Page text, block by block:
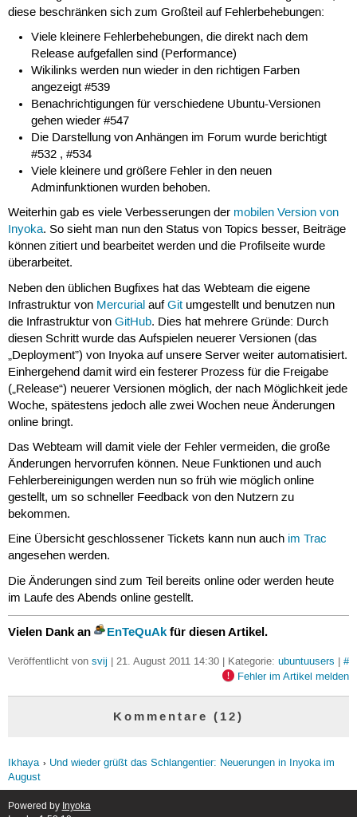
diese beschränken sich zum Großteil auf Fehlerbehebungen:
Viele kleinere Fehlerbehebungen, die direkt nach dem
Release aufgefallen sind (Performance)
Wikilinks werden nun wieder in den richtigen Farben
angezeigt #539
Benachrichtigungen für verschiedene Ubuntu-Versionen
gehen wieder #547
Die Darstellung von Anhängen im Forum wurde berichtigt
#532 , #534
Viele kleinere und größere Fehler in den neuen
Adminfunktionen wurden behoben.
Weiterhin gab es viele Verbesserungen der mobilen Version von
Inyoka. So sieht man nun den Status von Topics besser, Beiträge
können zitiert und bearbeitet werden und die Profilseite wurde
überarbeitet.
Neben den üblichen Bugfixes hat das Webteam die eigene
Infrastruktur von MercurialaufGitumgestellt und benutzen nun
die Infrastruktur von GitHub. Dies hat mehrere Gründe: Durch
diesen Schritt wurde das Aufspielen neuerer Versionen (das
„Deployment”) von Inyoka auf unsere Server weiter automatisiert.
Einhergehend damit wird ein festerer Prozess für die Freigabe
(„Release“) neuerer Versionen möglich, der nach Möglichkeit jede
Woche, spätestens jedoch alle zwei Wochen neue Änderungen
online bringt.
Das Webteam will damit viele der Fehler vermeiden, die große
Änderungen hervorrufen können. Neue Funktionen und auch
Fehlerbereinigungen werden nun so früh wie möglich online
gestellt, um so schneller Feedback von den Nutzern zu
bekommen.
Eine Übersicht geschlossener Tickets kann nun auch im Trac
angesehen werden.
Die Änderungen sind zum Teil bereits online oder werden heute
im Laufe des Abends online gestellt.
Vielen Dank an EnTeQuAkfür diesen Artikel.
Veröffentlicht von svij | 21. August 2011 14:30 | Kategorie: ubuntuusers | #
Fehler im Artikel melden
Kommentare (12)
Ikhaya
Und wieder grüßt das Schlangentier: Neuerungen in Inyoka im
August
Powered by Inyoka